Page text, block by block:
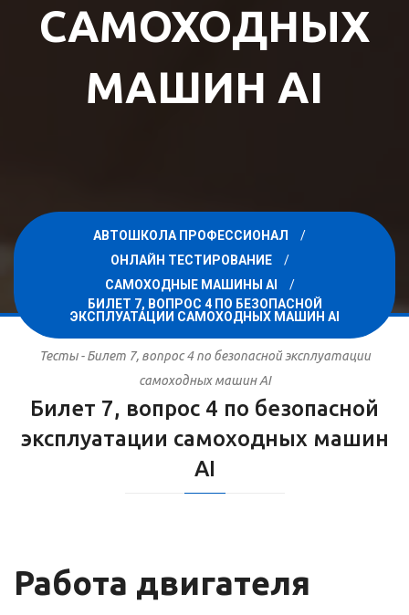
САМОХОДНЫХ
МАШИН AI
АВТОШКОЛА ПРОФЕССИОНАЛ
ОНЛАЙН ТЕСТИРОВАНИЕ
САМОХОДНЫЕ МАШИНЫ AI
БИЛЕТ 7, ВОПРОС 4 ПО БЕЗОПАСНОЙ
ЭКСПЛУАТАЦИИ САМОХОДНЫХ МАШИН AI
Тесты - Билет 7, вопрос 4 по безопасной эксплуатации
самоходных машин AI
Билет 7, вопрос 4 по безопасной
эксплуатации самоходных машин
AI
Работа двигателя